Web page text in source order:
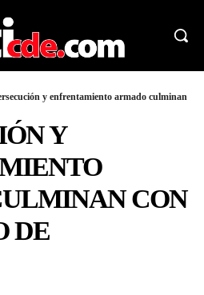
y enfrentamiento armado culminan
Y
CON
DE